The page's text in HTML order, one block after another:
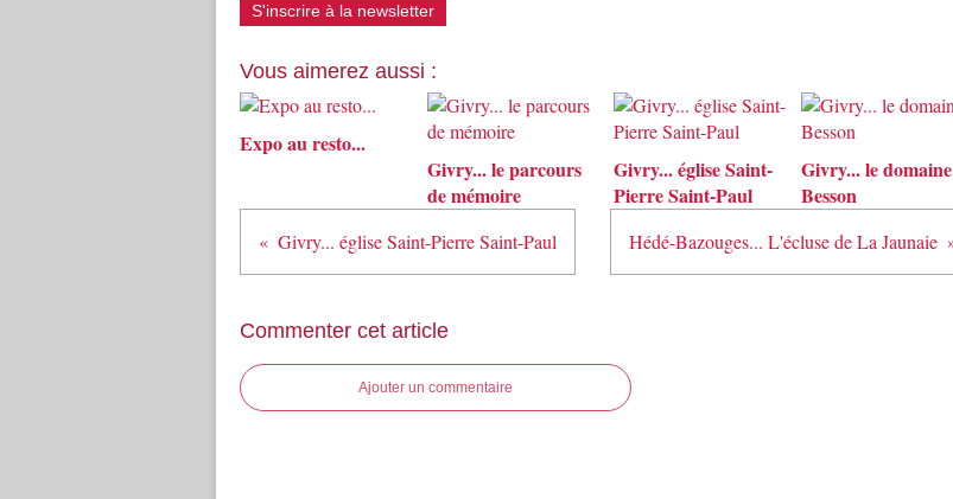
S'inscrire à la newsletter
Vous aimerez aussi :
Expo au resto...
Givry... le parcours
de mémoire
Givry... église Saint-
Pierre Saint-Paul
Givry... le domaine
Besson
Givry... église Saint-Pierre Saint-Paul Hédé-Bazouges... L'écluse de La Jaunaie
Commenter cet article
Ajouter un commentaire